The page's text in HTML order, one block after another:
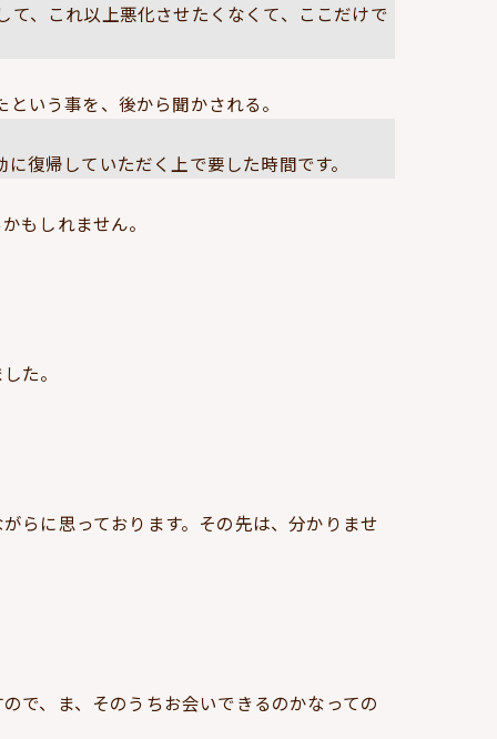
て、これ以上悪化させたくなくて、ここだけで
いう事を、後から聞かされる。
復帰していただく上で要した時間です。
もしれません。
た。
らに思っております。その先は、分かりませ
で、ま、そのうちお会いできるのかなっての